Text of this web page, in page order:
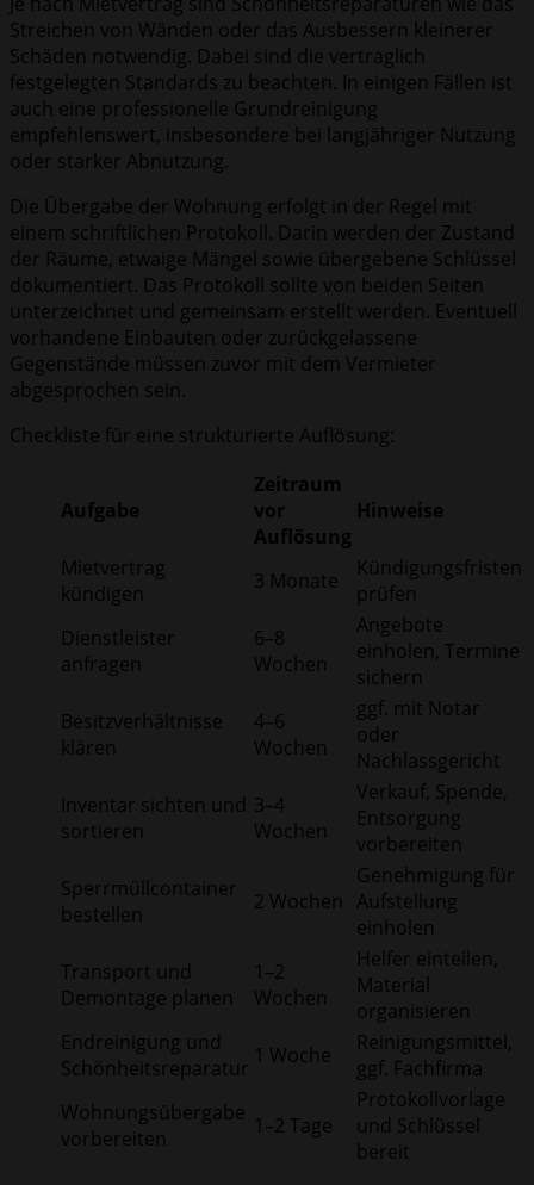
Streichen von Wänden oder das Ausbessern kleinerer
Schäden notwendig. Dabei sind die vertraglich
festgelegten Standards zu beachten. In einigen Fällen ist
auch eine professionelle Grundreinigung
empfehlenswert, insbesondere bei langjähriger Nutzung
oder starker Abnutzung.
Die Übergabe der Wohnung erfolgt in der Regel mit
einem schriftlichen Protokoll. Darin werden der Zustand
der Räume, etwaige Mängel sowie übergebene Schlüssel
dokumentiert. Das Protokoll sollte von beiden Seiten
unterzeichnet und gemeinsam erstellt werden. Eventuell
vorhandene Einbauten oder zurückgelassene
Gegenstände müssen zuvor mit dem Vermieter
abgesprochen sein.
Checkliste für eine strukturierte Auflösung:
Aufgabe
Zeitraum
vor
Auflösung
Hinweise
Mietvertrag
kündigen
3 Monate
Kündigungsfristen
prüfen
Dienstleister
anfragen
6–8
Wochen
Angebote
einholen, Termine
sichern
Besitzverhältnisse
klären
4–6
Wochen
ggf. mit Notar
oder
Nachlassgericht
Inventar sichten und
sortieren
3–4
Wochen
Verkauf, Spende,
Entsorgung
vorbereiten
Sperrmüllcontainer
bestellen
2 Wochen
Genehmigung für
Aufstellung
einholen
Transport und
Demontage planen
1–2
Wochen
Helfer einteilen,
Material
organisieren
Endreinigung und
Schönheitsreparatur 1 Woche
Reinigungsmittel,
ggf. Fachfirma
Wohnungsübergabe
vorbereiten
1–2 Tage
Protokollvorlage
und Schlüssel
bereit